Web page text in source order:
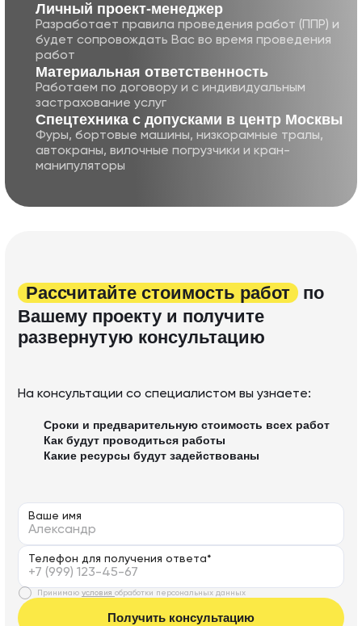
Личный проект-менеджер
Разработает правила проведения работ (ППР) и
будет сопровождать Вас во время проведения
работ
Матери альная ответственность
Работаем по договору и с индивидуальным
застрахование услуг
Cпецте хника с допусками в центр Москвы
Фуры, бортовые машины, низкорамные тралы,
автокраны, вилочные погрузчики и кран-
манипуляторы
Рассчитайте стоимость работ
по
Вашему проекту и получите
развернутую консультацию
На консультации со специалистом вы узнаете:
Сроки и предварительную стоимость всех работ
Как будут проводиться работы
Какие ресурсы будут задействованы
Ваше имя
Телефон для получения ответа*
Принимаю условия обработки персональных данных
Получить консультацию